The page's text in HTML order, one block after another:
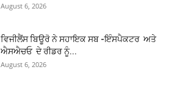
August 6, 2026
ਵਿਜੀਲੈਂਸ ਬਿਊਰੋ ਨੇ ਸਹਾਇਕ ਸਬ -ਇੰਸਪੈਕਟਰ ਅਤੇ
ਐਸਐਚਓ ਦੇ ਰੀਡਰ ਨੂੰ...
August 6, 2026